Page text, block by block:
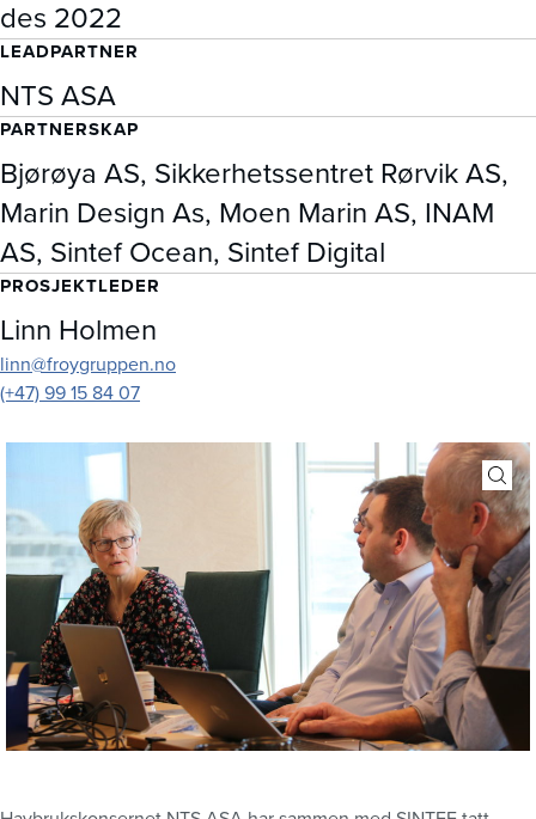
des 2022
LEADPARTNER
NTS ASA
PARTNERSKAP
Bjørøya AS, Sikkerhetssentret Rørvik AS,
Marin Design As, Moen Marin AS, INAM
AS, Sintef Ocean, Sintef Digital
PROSJEKTLEDER
Linn Holmen
linn@froygruppen.no
(+47) 99 15 84 07